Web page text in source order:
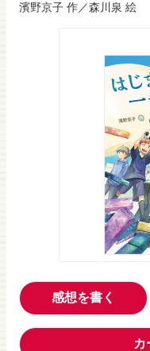
濱野京子 作／森川泉 絵
感想を書く
カ